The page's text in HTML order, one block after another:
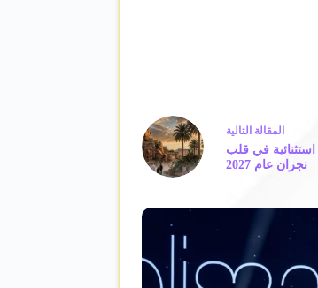
المقالة التالية
في قلب
نجران عام 2027